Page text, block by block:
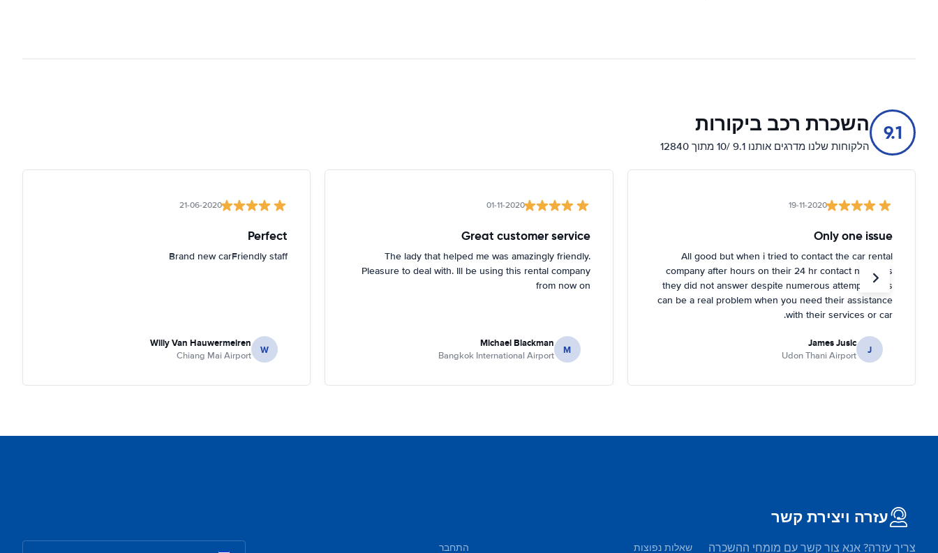
9.1 השכרת רכב ביקורות
הלקוחות שלנו מדרגים אותנו 9.1 /10 מתוך 12840
19-11-2020
Only one issue
All good but when i tried to contact the car rental
company after hours on their 24 hr contact numbers
they did not answer despite numerous attempts. This
can be a real problem when you need their assistance
with their services or car.
J
James Jusic
Udon Thani Airport
01-11-2020
Great customer service
The lady that helped me was amazingly friendly.
Pleasure to deal with. Ill be using this rental company
from now on
M
Michael Blackman
Bangkok International Airport
21-06-2020
Perfect
Brand new carFriendly staff
W
Willy Van Hauwermeiren
Chiang Mai Airport
עזרה ויצירת קשר
צריך עזרה? אנא צור קשר עם מומחי ההשכרה שאלות נפוצות התחבר